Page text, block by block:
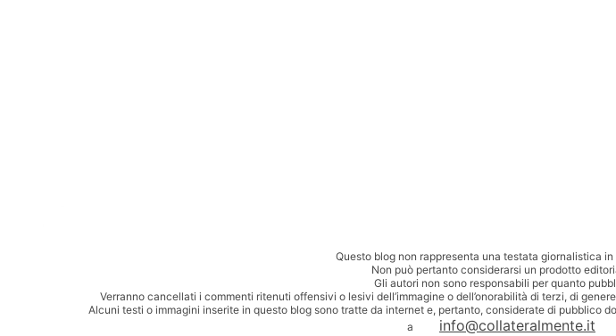
Questo blog non rappresenta una testata giornalistica
Non può pertanto considerarsi un prodotto
Gli autori non sono responsabili per quanto
Verranno cancellati i commenti ritenuti offensivi o lesivi dell’immagine o dell’onorabilità di terzi, di
Alcuni testi o immagini inserite in questo blog sono tratte da internet e, pertanto, considerate di pubblico
a
info@collateralmente.it